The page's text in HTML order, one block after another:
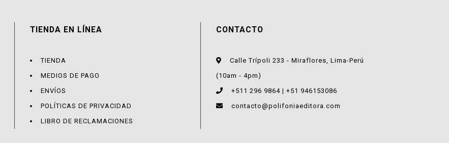
TIENDA EN LÍNEA
TIENDA
MEDIOS DE PAGO
ENVÍOS
POLÍTICAS DE PRIVACIDAD
LIBRO DE RECLAMACIONES
CONTACTO
Calle Trípoli 233 - Miraflores, Lima-Perú
(10am - 4pm)
+511 296 9864 | +51 946153086
contacto@polifoniaeditora.com